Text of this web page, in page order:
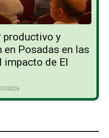
productivo y
Posadas en las
impacto de El
2026